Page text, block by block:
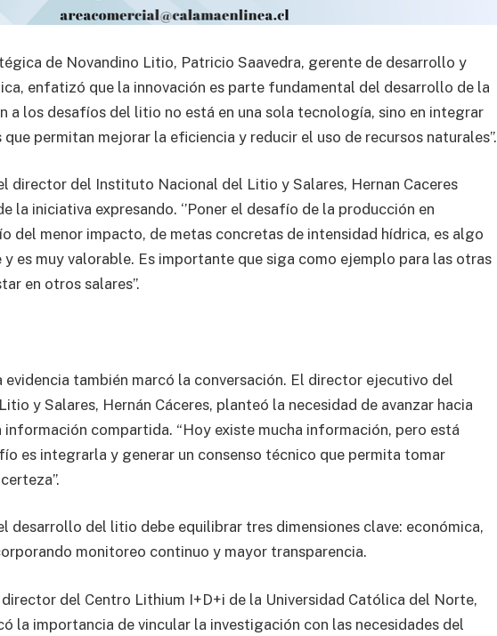
de Novandino Litio, Patricio Saavedra, gerente de desarrollo y
enfatizó que la innovación es parte fundamental del desarrollo de la
a los desafíos del litio no está en una sola tecnología, sino en integrar
permitan mejorar la eficiencia y reducir el uso de recursos naturales”.
director del Instituto Nacional del Litio y Salares, Hernan Caceres
la iniciativa expresando. ‘’Poner el desafío de la producción en
del menor impacto, de metas concretas de intensidad hídrica, es algo
y es muy valorable. Es importante que siga como ejemplo para las otras
en otros salares’’.
evidencia también marcó la conversación. El director ejecutivo del
y Salares, Hernán Cáceres, planteó la necesidad de avanzar hacia
información compartida. “Hoy existe mucha información, pero está
es integrarla y generar un consenso técnico que permita tomar
desarrollo del litio debe equilibrar tres dimensiones clave: económica,
monitoreo continuo y mayor transparencia.
director del Centro Lithium I+D+i de la Universidad Católica del Norte,
la importancia de vincular la investigación con las necesidades del